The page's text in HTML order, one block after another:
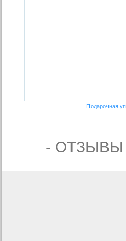
Подарочная
- ОТЗЫВЫ